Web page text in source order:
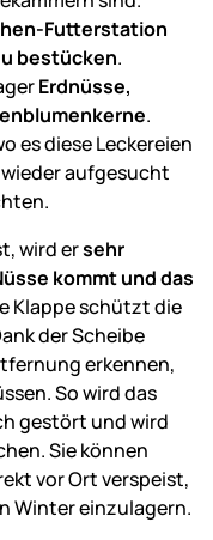
Futterstation
bestücken.
Erdnüsse,
.
es diese Leckereien
aufgesucht
wird ersehr
kommt und das
Klappe schützt die
der Scheibe
erkennen,
So wird das
gestört und wird
Sie können
vor Ort verspeist,
Winter einzulagern.